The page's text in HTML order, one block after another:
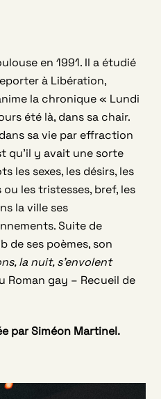
en 1991. Il a étudié
à Libération,
la chronique « Lundi
été là, dans sa chair.
sa vie par effraction
qu’il y avait une sorte
les sexes, les désirs, les
les tristesses, bref, les
la ville ses
Suite de
de ses poèmes, son
la nuit, s’envolent
Roman gay – Recueil de
par Siméon Martinel.